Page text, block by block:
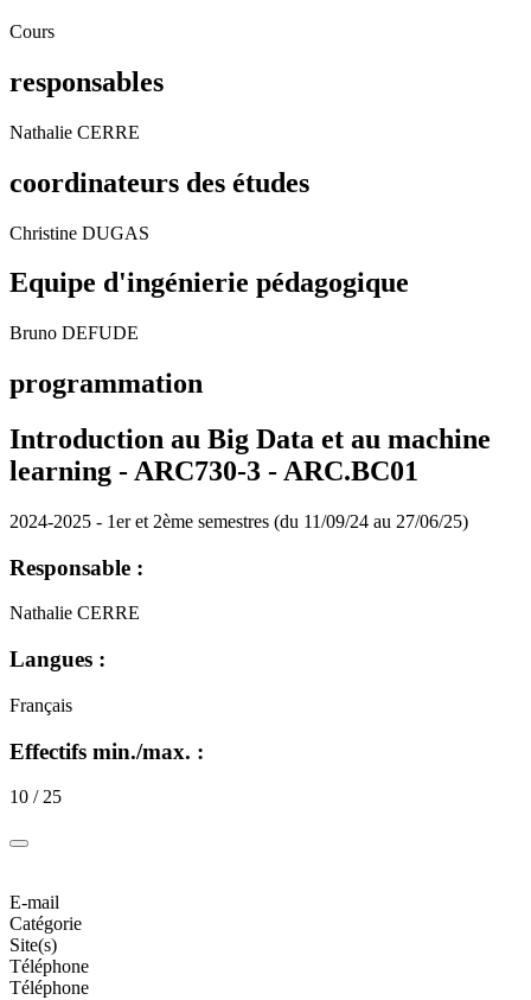
Cours
responsables
Nathalie CERRE
coordinateurs des études
Christine DUGAS
Equipe d'ingénierie pédagogique
Bruno DEFUDE
programmation
Introduction au Big Data et au machine
learning - ARC730-3 - ARC.BC01
2024-2025 - 1er et 2ème semestres (du 11/09/24 au 27/06/25)
Responsable :
Nathalie CERRE
Langues :
Français
Effectifs min./max. :
10 / 25
E-mail
Catégorie
Site(s)
Téléphone
Téléphone